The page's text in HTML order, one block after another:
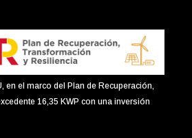
en el marco del Plan de Recuperación,
16,35 KWP con una inversión